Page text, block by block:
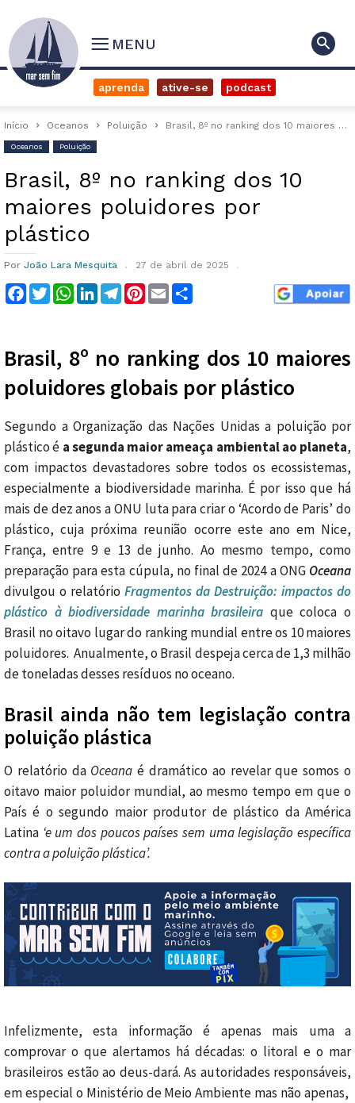
MENU
aprenda ative-se podcast
Início Oceanos Poluição Brasil, 8º no ranking dos 10 maiores poluidores por plástico
Oceanos Poluição
Brasil, 8º no ranking dos 10
maiores poluidores por
plástico
Por João Lara Mesquita 27 de abril de 2025
Facebook
TwitterWhatsApp
LinkedInTelegram
Pinterest
Email
Brasil, 8º no ranking dos 10 maiores
poluidores globais por plástico
Segundo a Organização das Nações Unidas a poluição por
plástico é a segunda maior ameaça ambiental ao planeta,
com impactos devastadores sobre todos os ecossistemas,
especialmente a biodiversidade marinha. É por isso que há
mais de dez anos a ONU luta para criar o ‘Acordo de Paris’ do
plástico, cuja próxima reunião ocorre este ano em Nice,
França, entre 9 e 13 de junho. Ao mesmo tempo, como
preparação para esta cúpula, no final de 2024 a ONG Oceana
divulgou o relatório Fragmentos da Destruição: impactos do
plástico à biodiversidade marinha brasileira que coloca o
Brasil no oitavo lugar do ranking mundial entre os 10 maiores
poluidores. Anualmente, o Brasil despeja cerca de 1,3 milhão
de toneladas desses resíduos no oceano.
Brasil ainda não tem legislação contra
poluição plástica
O relatório da Oceana é dramático ao revelar que somos o
oitavo maior poluidor mundial, ao mesmo tempo em que o
País é o segundo maior produtor de plástico da América
Latina ‘e um dos poucos países sem uma legislação específica
contra a poluição plástica’.
Infelizmente, esta informação é apenas mais uma a
comprovar o que alertamos há décadas: o litoral e o mar
brasileiros estão ao deus-dará. As autoridades responsáveis,
em especial o Ministério de Meio Ambiente mas não apenas,